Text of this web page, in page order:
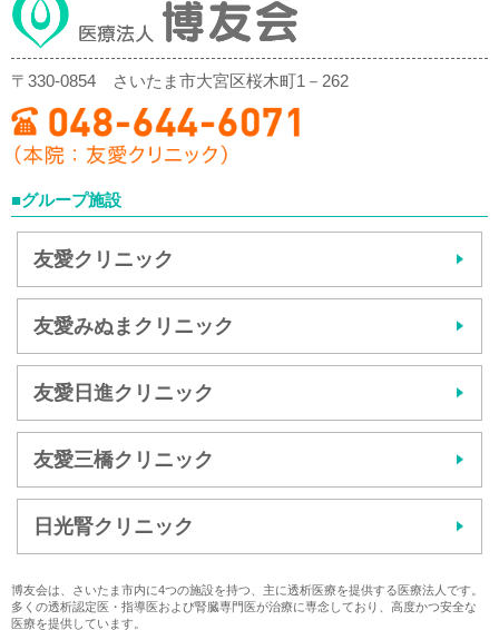
〒330-0854 さいたま市大宮区桜木町1－262
■グループ施設
友愛クリニック
友愛みぬまクリニック
友愛日進クリニック
友愛三橋クリニック
日光腎クリニック
博友会は、さいたま市内に4つの施設を持つ、主に透析医療を提供する医療法人です。
多くの透析認定医・指導医および腎臓専門医が治療に専念しており、高度かつ安全な
医療を提供しています。